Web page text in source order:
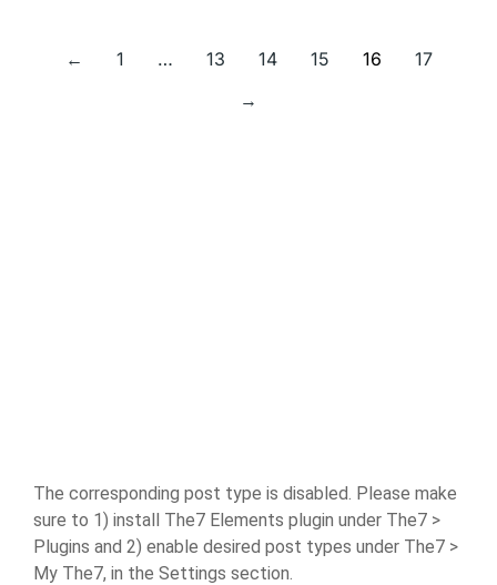
← 1 … 13 14 15 16
17
→
The corresponding post type is disabled. Please make
sure to 1) install The7 Elements plugin under The7 >
Plugins and 2) enable desired post types under The7 >
My The7, in the Settings section.